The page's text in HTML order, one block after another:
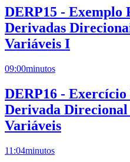
DERP15 - Exemplo
Derivadas
Variáveis I
09:00minutos
DERP16 - Exercício
Derivada Direcional
Variáveis
11:04minutos